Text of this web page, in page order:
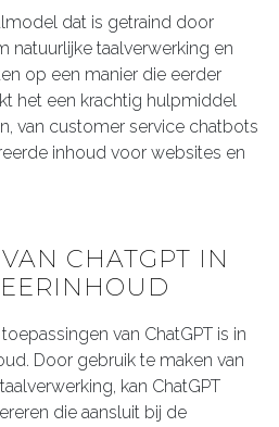
dat is getraind door
natuurlijke taalverwerking en
op een manier die eerder
het een krachtig hulpmiddel
van customer service chatbots
inhoud voor websites en
CHATGPT IN
van ChatGPT is in
Door gebruik te maken van
kan ChatGPT
die aansluit bij de